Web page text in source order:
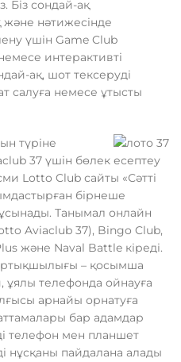
Біз сондай-ақ
және нәтижесінде
үшін Game Club
интерактивті
ақ, шот тексеруді
салуға немесе ұтысты
түріне
37 үшін бөлек есептеу
Lotto Club сайты «Сәтті
бірнеше
Танымал онлайн
Aviaclub 37), Bingo Club,
және Naval Battle кіреді.
– қосымша
ұялы телефонда ойнауға
арнайы орнатуға
бар адамдар
телефон мен планшет
нұсқаны пайдалана алады